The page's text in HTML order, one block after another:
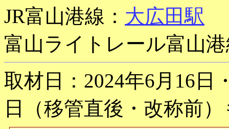
JR富山港線： 大広田駅
富山ライトレール富山
取材日：2024年6月16日
日（移管直後・改称前